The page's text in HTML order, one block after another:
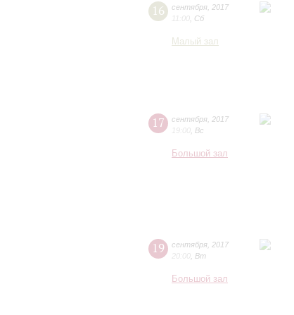
16 сентября 2017
11:00 Сб
Малый зал
17 сентября 2017
19:00 Вс
Большой зал
19 сентября 2017
20:00 Вт
Большой зал